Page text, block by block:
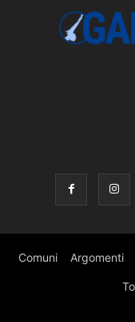
Comuni Argomenti